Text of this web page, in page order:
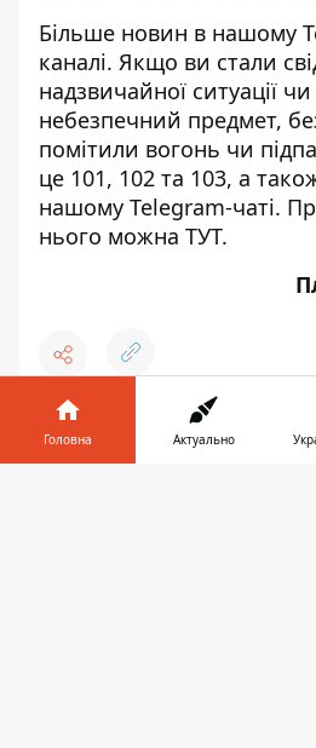
Більше новин в нашому
каналі. Якщо ви стали
надзвичайної ситуації
небезпечний предмет,
помітили вогонь чи
це 101, 102 та 103, а
нашому Telegram-чаті.
нього можна ТУТ.
👍 ♥
Головна Актуально